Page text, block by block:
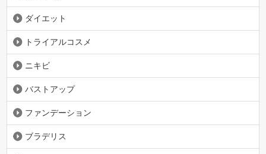
ダイエット
トライアルコスメ
ニキビ
バストアップ
ファンデーション
ブラデリス